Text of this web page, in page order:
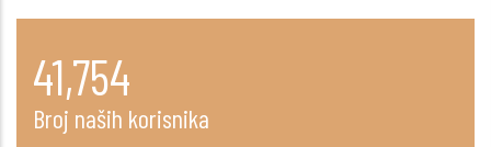
50,940
Broj naših korisnika